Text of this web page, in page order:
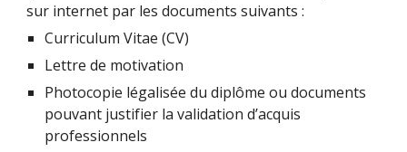
sur internet par les documents suivants :
Curriculum Vitae (CV)
Lettre de motivation
Photocopie légalisée du diplôme ou documents
pouvant justifier la validation d’acquis
professionnels